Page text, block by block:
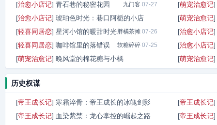
小店的温暖 07-28
[治愈小店记] 青石巷的秘密花园 九门客 07-27
[治愈小店记] 琥珀色时光：巷口阿栀的小店
九千春 07-26
[轻喜同居恋] 星河小馆的暖甜时光胖橘茶摊 07-26
[轻喜同居恋] 咖啡馆里的落错误 软糖碎碎 07-25
[萌宠治愈记] 晚风堂的棉花糖与小橘
[萌宠治愈记]
[萌宠治愈记]
[治愈小店记]
[治愈小店记]
[萌宠治愈记]
历史权谋
[帝王成长记] 寒霜淬骨：帝王成长的冰魄剑影
帝王之笔07-31
[帝王成长记] 血染紫禁：龙心掌控的崛起之路
[帝王成长记]
[帝王成长记]